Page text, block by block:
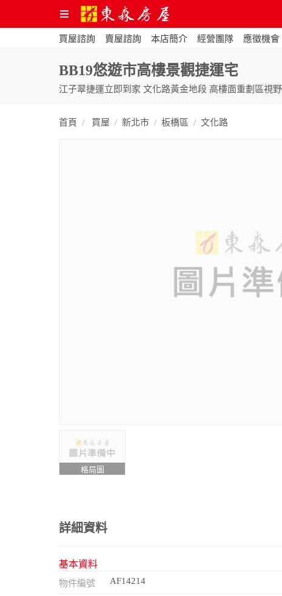
買屋諮詢 賣屋諮詢 本店簡介 經營團隊 應徵機會
BB19悠遊市高樓景觀捷運宅
江子翠捷運立即到家 文化路黃金地段 高樓面重劃區視
首頁 買屋 新北市 板橋區 文化路
格局圖
詳細資料
基本資料
物件編號 AF14214